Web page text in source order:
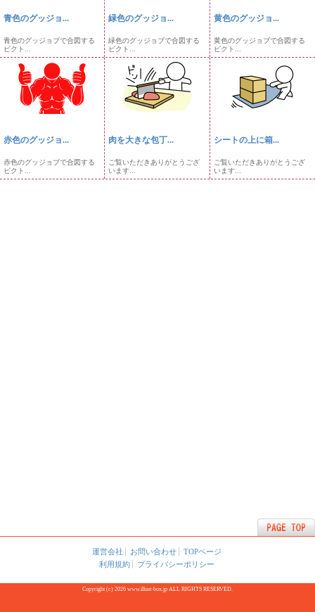
青色のグッジョ...
青色のグッジョブで合図する
ピクト...
緑色のグッジョ...
緑色のグッジョブで合図する
ピクト...
黄色のグッジョ...
黄色のグッジョブで合図する
ピクト...
赤色のグッジョ...
赤色のグッジョブで合図する
ピクト...
肉を大きな包丁...
ご覧いただきありがとうござ
います...
シートの上に箱...
ご覧いただきありがとうござ
います...
運営会社 お問い合わせ
TOPページ
利用規約
プライバシーポリシー
Copyright (c) 2026 www.illust-box.jp ALL RIGHTS RESERVED.